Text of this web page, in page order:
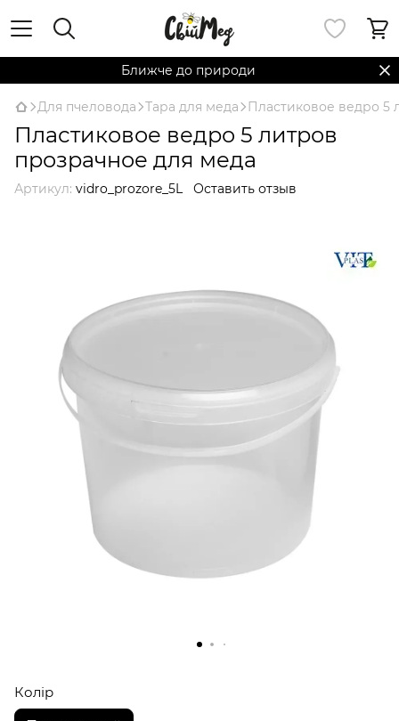
Ближче до природи
Для пчеловода Тара для меда Пластиковое ведро 5
Пластиковое ведро 5 литров
прозрачное для меда
Артикул: vidro_prozore_5L Оставить отзыв
Колір